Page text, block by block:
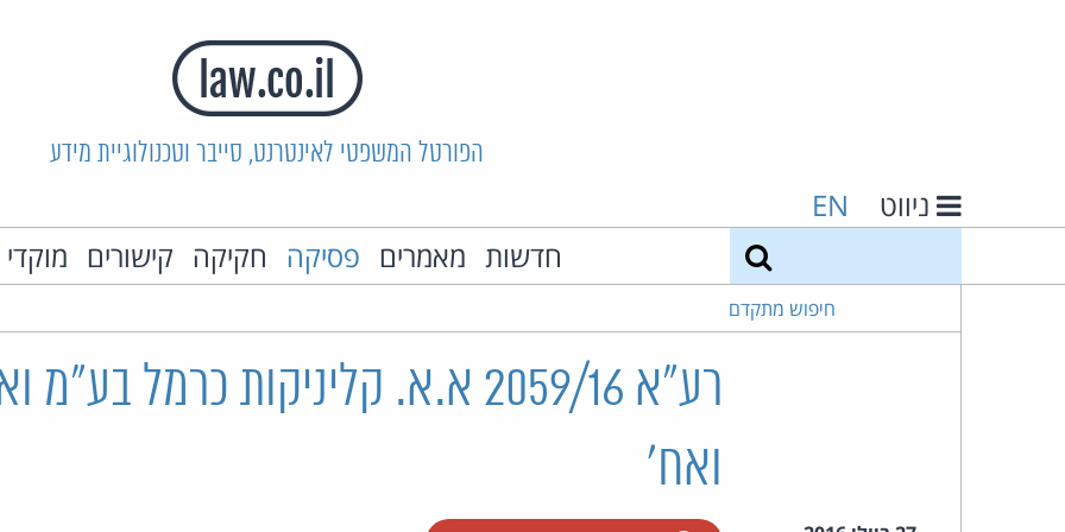
הפורטל המשפטי לאינטרנט, סייבר וטכנולוגיית מידע
ניווט EN
חדשות מאמרים פסיקה חקיקה קישורים
חיפוש מתקדם
רע"א 2059/16 א.א. קליניקות כרמל
ואח'